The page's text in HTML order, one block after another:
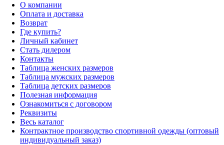
О компании
Оплата и доставка
Возврат
Где купить?
Личный кабинет
Стать дилером
Контакты
Таблица женских размеров
Таблица мужских размеров
Таблица детских размеров
Полезная информация
Ознакомиться с договором
Реквизиты
Весь каталог
Контрактное производство спортивной одежды (оптовый
индивидуальный заказ)